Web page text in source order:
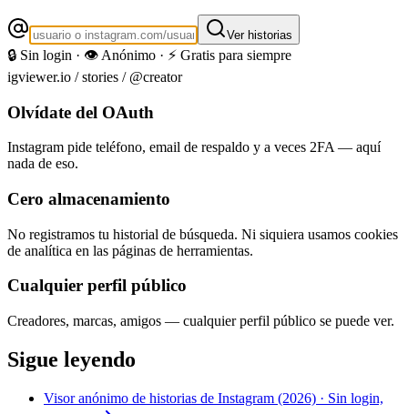
Ver historias
🔒 Sin login · 👁️ Anónimo · ⚡ Gratis para siempre
igviewer.io /stories / @creator
Olvídate del OAuth
Instagram pide teléfono, email de respaldo y a veces 2FA — aquí
nada de eso.
Cero almacenamiento
No registramos tu historial de búsqueda. Ni siquiera usamos cookies
de analítica en las páginas de herramientas.
Cualquier perfil público
Creadores, marcas, amigos — cualquier perfil público se puede ver.
Sigue leyendo
Visor anónimo de historias de Instagram (2026) · Sin login,